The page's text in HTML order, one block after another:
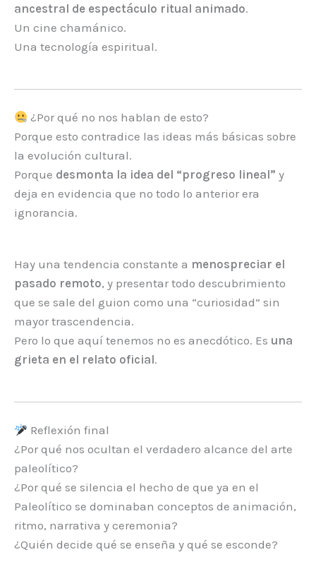
ancestral de espectáculo ritual animado.
Un cine chamánico.
Una tecnología espiritual.
¿Por qué no nos hablan de esto?
Porque esto contradice las ideas más básicas sobre
la evolución cultural.
Porque desmonta la idea del “progreso lineal” y
deja en evidencia que no todo lo anterior era
ignorancia.
Hay una tendencia constante a menospreciar el
pasado remoto, y presentar todo descubrimiento
que se sale del guion como una “curiosidad” sin
mayor trascendencia.
Pero lo que aquí tenemos no es anecdótico. Es una
grieta en el relato oficial.
Reflexión final
¿Por qué nos ocultan el verdadero alcance del arte
paleolítico?
¿Por qué se silencia el hecho de que ya en el
Paleolítico se dominaban conceptos de animación,
ritmo, narrativa y ceremonia?
¿Quién decide qué se enseña y qué se esconde?